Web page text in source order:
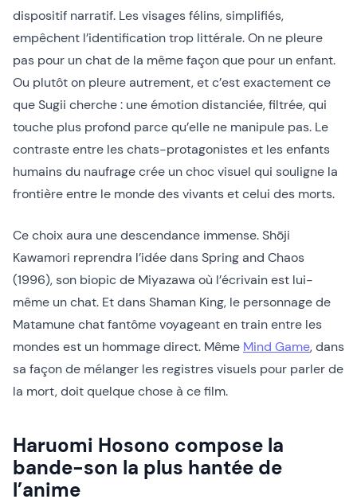
dispositif narratif. Les visages félins, simplifiés,
empêchent l’identification trop littérale. On ne pleure
pas pour un chat de la même façon que pour un enfant.
Ou plutôt on pleure autrement, et c’est exactement ce
que Sugii cherche : une émotion distanciée, filtrée, qui
touche plus profond parce qu’elle ne manipule pas. Le
contraste entre les chats-protagonistes et les enfants
humains du naufrage crée un choc visuel qui souligne la
frontière entre le monde des vivants et celui des morts.
Ce choix aura une descendance immense. Shōji
Kawamori reprendra l’idée dans Spring and Chaos
(1996), son biopic de Miyazawa où l’écrivain est lui-
même un chat. Et dans Shaman King, le personnage de
Matamune chat fantôme voyageant en train entre les
mondes est un hommage direct. Même Mind Game, dans
sa façon de mélanger les registres visuels pour parler de
la mort, doit quelque chose à ce film.
Haruomi Hosono compose la
bande-son la plus hantée de
l’anime